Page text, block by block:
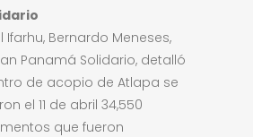
Ifarhu, Bernardo Meneses,
Panamá Solidario, detalló
de acopio de Atlapa se
el 11 de abril 34,550
que fueron